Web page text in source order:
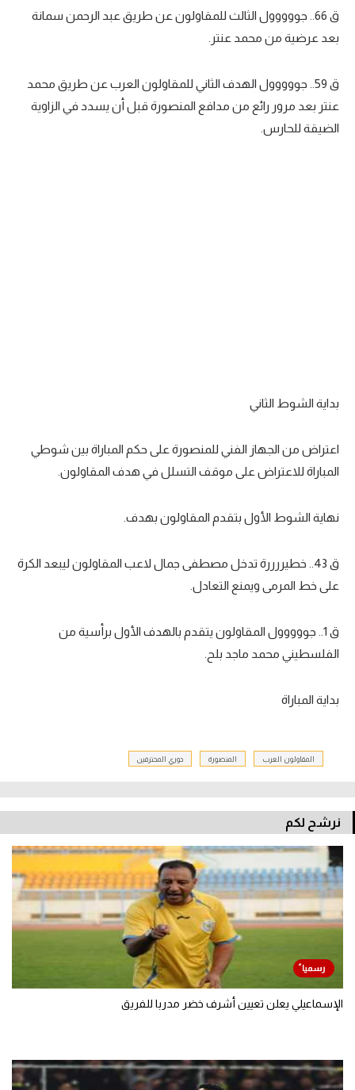
تقرير في الجول
تحليل في الجول
حكايات في الجول
كويز في الجول
ق 66.. جووووول الثالث للمقاولون عن طريق عبد الرحمن سمانة
بعد عرضية من محمد عنتر.
ق 59.. جووووول الهدف الثاني للمقاولون العرب عن طريق محمد
عنتر بعد مرور رائع من مدافع المنصورة قبل أن يسدد في الزاوية
الضيقة للحارس.
بداية الشوط الثاني
اعتراض من الجهاز الفني للمنصورة على حكم المباراة بين شوطي
المباراة للاعتراض على موقف التسلل في هدف المقاولون.
نهاية الشوط الأول بتقدم المقاولون بهدف.
ق 43.. خطيررررة تدخل مصطفى جمال لاعب المقاولون ليبعد الكرة
على خط المرمى ويمنع التعادل.
ق 1.. جووووول المقاولون يتقدم بالهدف الأول برأسية من
الفلسطيني محمد ماجد بلح.
بداية المباراة
المقاولون العرب المنصورة دوري المحترفين
نرشح لكم
الإسماعيلي يعلن تعيين أشرف خضر مدربا للفريق